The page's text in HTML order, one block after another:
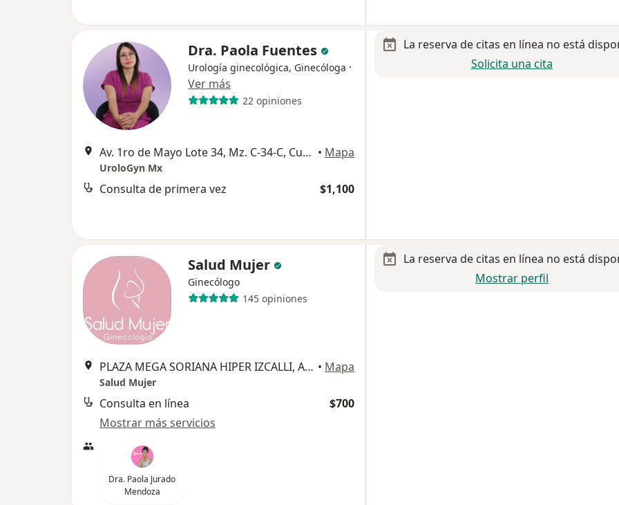
Dra. Paola Fuentes
Urología ginecológica, Ginecóloga ·
Ver más
22 opiniones
Av. 1ro de Mayo Lote 34, Mz. C-34-C, Cuautitlan Izcalli • Mapa
UroloGyn Mx
Consulta de primera vez $1,100
La reserva de citas en línea no está
Solicita una cita
Salud Mujer
Ginecólogo
145 opiniones
PLAZA MEGA SORIANA HIPER IZCALLI, Av. Primero de Mayo MZ c-24, Centro Urbano, 54700, Cuautitlan Izcalli • Mapa
Salud Mujer
Consulta en línea
$700
Mostrar más servicios
Dra. Paola Jurado
Mendoza
La reserva de citas en línea no está
Mostrar perfil